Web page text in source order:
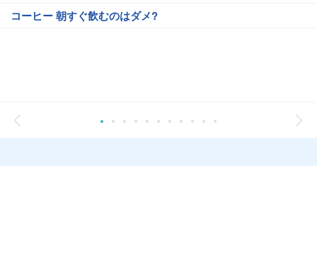
コーヒー 朝すぐ飲むのはダメ?